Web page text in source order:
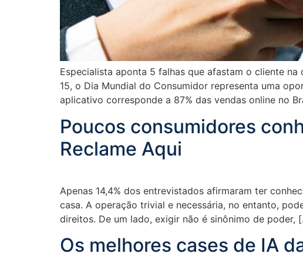
Especialista aponta 5 falhas que afastam o cliente
15, o Dia Mundial do Consumidor representa uma
aplicativo corresponde a 87% das vendas online no
Poucos consumidores
Reclame Aqui
Apenas 14,4% dos entrevistados afirmaram ter
casa. A operação trivial e necessária, no entanto,
direitos. De um lado, exigir não é sinônimo de poder,
Os melhores cases de IA